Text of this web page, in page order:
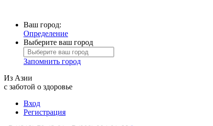
Ваш город:
Определение
Выберите ваш город
Запомнить город
Из Азии
с заботой о здоровье
Вход
Регистрация